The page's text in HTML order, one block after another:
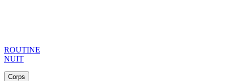
ROUTINE
NUIT
Corps